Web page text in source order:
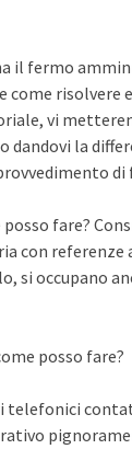
il fermo
risolvere
vi
la
fare?
con
si occupano
posso fare?